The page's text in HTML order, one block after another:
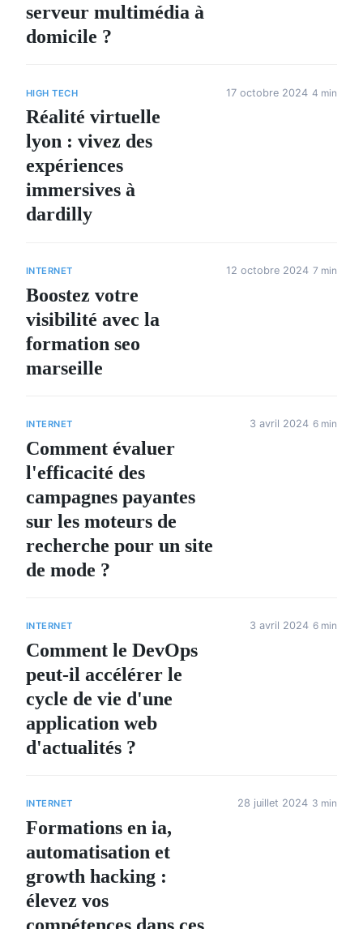
serveur multimédia à
domicile ?
HIGH TECH
Réalité virtuelle
lyon : vivez des
expériences
immersives à
dardilly
17 octobre 2024 4 min
INTERNET
Boostez votre
visibilité avec la
formation seo
marseille
12 octobre 2024 7 min
INTERNET
Comment évaluer
l'efficacité des
campagnes payantes
sur les moteurs de
recherche pour un site
de mode ?
3 avril 2024 6 min
INTERNET
Comment le DevOps
peut-il accélérer le
cycle de vie d'une
application web
d'actualités ?
3 avril 2024 6 min
INTERNET
Formations en ia,
automatisation et
growth hacking :
élevez vos
28 juillet 2024 3 min